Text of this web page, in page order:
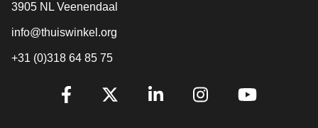
3905 NL Veenendaal
info@thuiswinkel.org
+31 (0)318 64 85 75
[_General:SocialMediaTitle]